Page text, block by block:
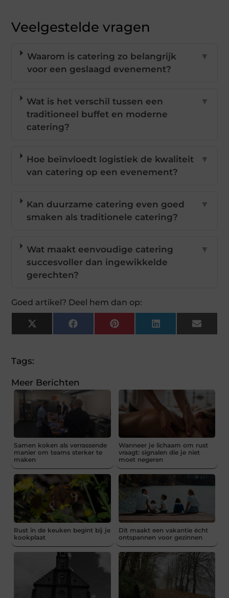
Veelgestelde vragen
Waarom is catering zo belangrijk
voor een geslaagd evenement?
▼
Wat is het verschil tussen een
traditioneel buffet en moderne
catering?
▼
Hoe beïnvloedt logistiek de kwaliteit
van catering op een evenement?
▼
Kan duurzame catering even goed
smaken als traditionele catering?
▼
Wat maakt eenvoudige catering
succesvoller dan ingewikkelde
gerechten?
▼
Goed artikel? Deel hem dan op:
X
(Twitter)
FacebookPinterestLinkedInEmail
Tags:
Meer Berichten
Samen koken als verrassende
manier om teams sterker te
maken
Wanneer je lichaam om rust
vraagt: signalen die je niet
moet negeren
Rust in de keuken begint bij je
kookplaat
Dit maakt een vakantie écht
ontspannen voor gezinnen